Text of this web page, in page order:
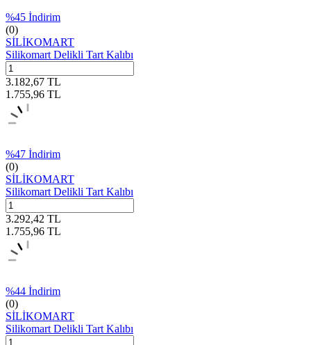
%45 İndirim
(0)
SİLİKOMART
Silikomart Delikli Tart Kalıbı
3.182,67 TL
1.755,96 TL
%47 İndirim
(0)
SİLİKOMART
Silikomart Delikli Tart Kalıbı
3.292,42 TL
1.755,96 TL
%44 İndirim
(0)
SİLİKOMART
Silikomart Delikli Tart Kalıbı